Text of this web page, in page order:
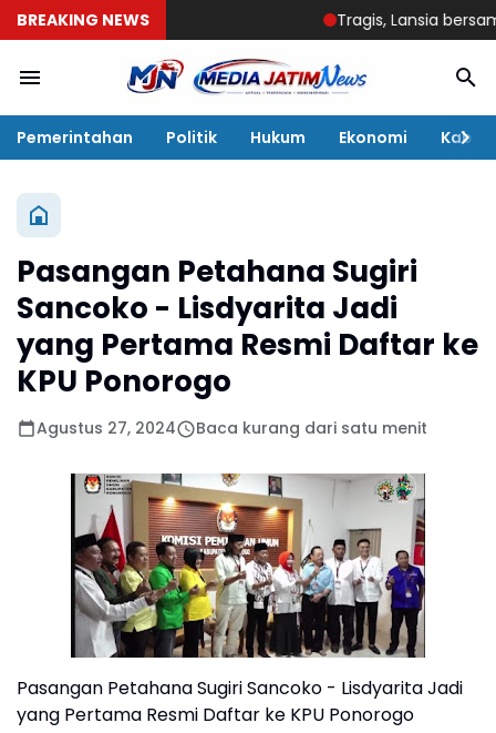
BREAKING NEWS Tragis, Lansia bersama
Pemerintahan Politik Hukum Ekonomi Kabar
Pasangan Petahana Sugiri
Sancoko - Lisdyarita Jadi
yang Pertama Resmi Daftar ke
KPU Ponorogo
Agustus 27, 2024 Baca kurang dari satu menit
Pasangan Petahana Sugiri Sancoko - Lisdyarita Jadi
yang Pertama Resmi Daftar ke KPU Ponorogo